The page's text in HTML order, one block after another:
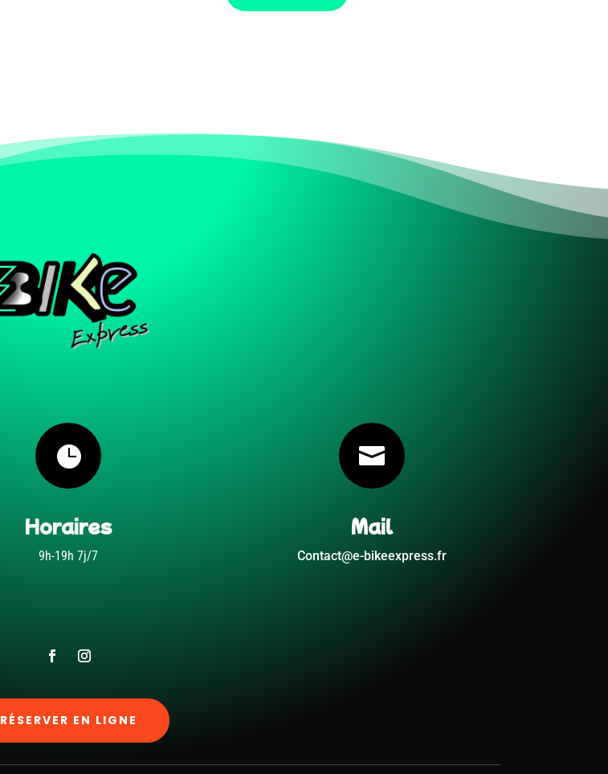

Horaires
9h-19h 7j/7

Mail
Contact@e-bikeexpress.fr
RÉSERVER EN LIGNE